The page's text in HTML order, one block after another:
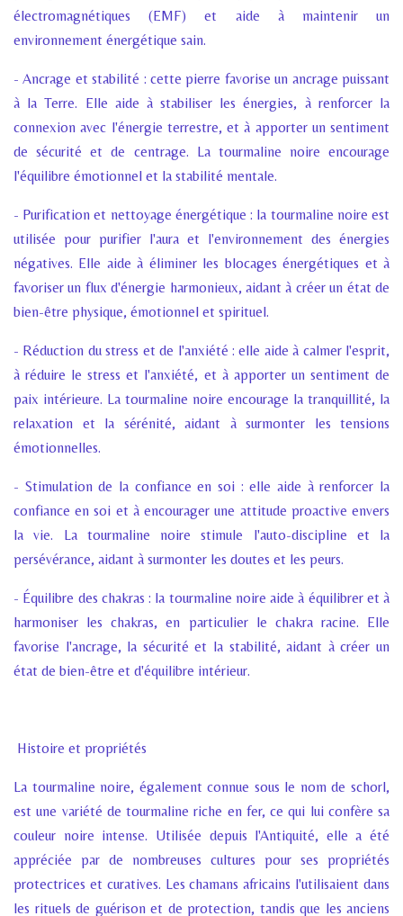
électromagnétiques (EMF) et aide à maintenir un
environnement énergétique sain.
- Ancrage et stabilité : cette pierre favorise un ancrage puissant
à la Terre. Elle aide à stabiliser les énergies, à renforcer la
connexion avec l'énergie terrestre, et à apporter un sentiment
de sécurité et de centrage. La tourmaline noire encourage
l'équilibre émotionnel et la stabilité mentale.
- Purification et nettoyage énergétique : la tourmaline noire est
utilisée pour purifier l'aura et l'environnement des énergies
négatives. Elle aide à éliminer les blocages énergétiques et à
favoriser un flux d'énergie harmonieux, aidant à créer un état de
bien-être physique, émotionnel et spirituel.
- Réduction du stress et de l'anxiété : elle aide à calmer l'esprit,
à réduire le stress et l'anxiété, et à apporter un sentiment de
paix intérieure. La tourmaline noire encourage la tranquillité, la
relaxation et la sérénité, aidant à surmonter les tensions
émotionnelles.
- Stimulation de la confiance en soi : elle aide à renforcer la
confiance en soi et à encourager une attitude proactive envers
la vie. La tourmaline noire stimule l'auto-discipline et la
persévérance, aidant à surmonter les doutes et les peurs.
- Équilibre des chakras : la tourmaline noire aide à équilibrer et à
harmoniser les chakras, en particulier le chakra racine. Elle
favorise l'ancrage, la sécurité et la stabilité, aidant à créer un
état de bien-être et d'équilibre intérieur.
Histoire et propriétés
La tourmaline noire, également connue sous le nom de schorl,
est une variété de tourmaline riche en fer, ce qui lui confère sa
couleur noire intense. Utilisée depuis l'Antiquité, elle a été
appréciée par de nombreuses cultures pour ses propriétés
protectrices et curatives. Les chamans africains l'utilisaient dans
les rituels de guérison et de protection, tandis que les anciens